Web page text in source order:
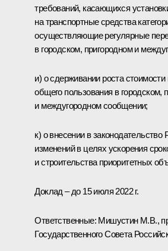
требований, касающихся
на транспортные средства
осуществляющие регулярные
в городском, пригородном и
и) о сдерживании роста стоимости
общего пользования в городском,
и междугородном сообщении;
к) о внесении в
изменений в целях ускорения
и строительства приоритетных
Доклад – до 15 июля 2022 г.
Ответственные: Мишустин М.В.,
Государственного Совета